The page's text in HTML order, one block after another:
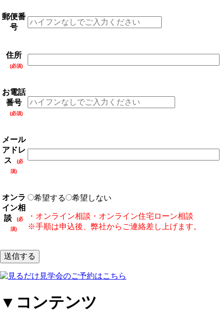
郵便番
号
住所
(必須)
お電話
番号
(必須)
メール
アドレ
ス
(必
須)
オンラ
イン相
談
(必
須)
希望する 希望しない
・オンライン相談・オンライン住宅ローン相談
※手順は申込後、弊社からご連絡差し上げます。
▼コンテンツ